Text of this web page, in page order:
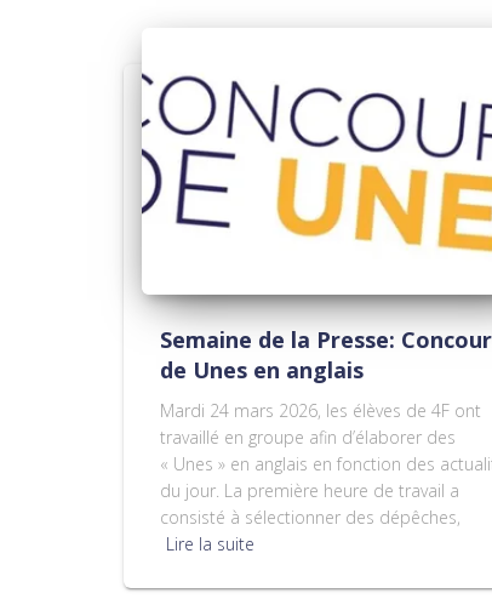
Semaine de la Presse:
de Unes en anglais
Mardi 24 mars 2026, les élèves de 4F ont
travaillé en groupe afin d’élaborer des
« Unes » en anglais en fonction des
du jour. La première heure de travail a
consisté à sélectionner des dépêches,
Lire la suite